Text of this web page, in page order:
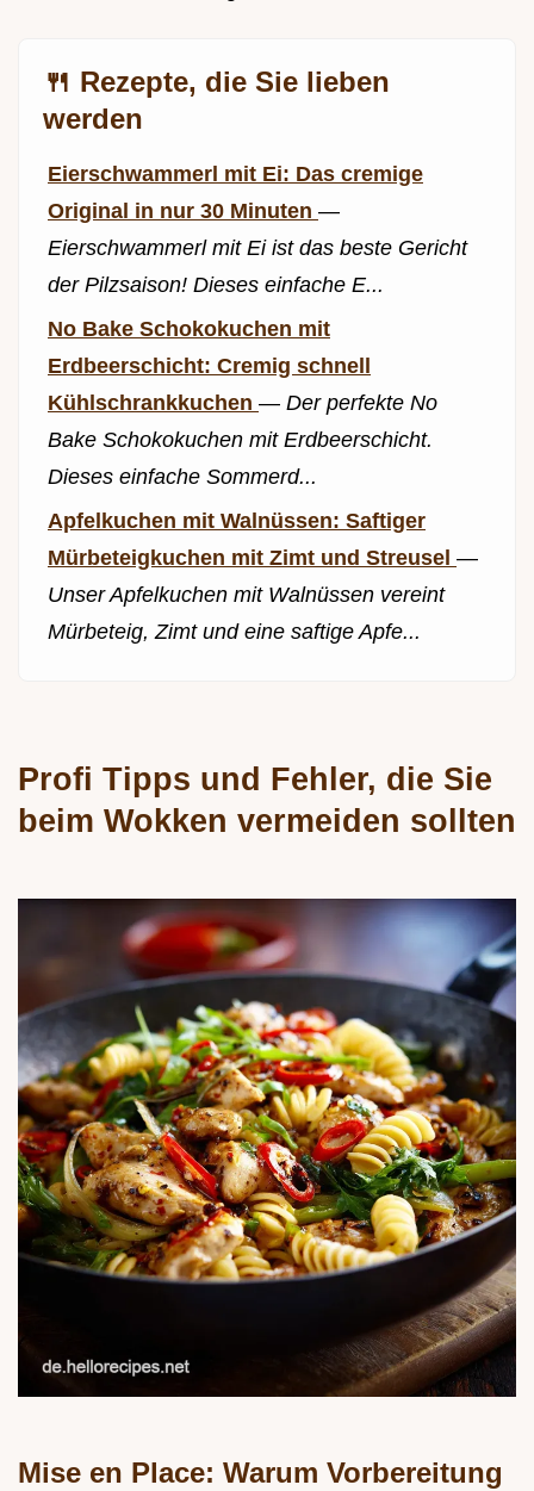
🍴 Rezepte, die Sie lieben
werden
Eierschwammerl mit Ei: Das cremige
Original in nur 30 Minuten —
Eierschwammerl mit Ei ist das beste Gericht
der Pilzsaison! Dieses einfache E...
No Bake Schokokuchen mit
Erdbeerschicht: Cremig schnell
Kühlschrankkuchen — Der perfekte No
Bake Schokokuchen mit Erdbeerschicht.
Dieses einfache Sommerd...
Apfelkuchen mit Walnüssen: Saftiger
Mürbeteigkuchen mit Zimt und Streusel —
Unser Apfelkuchen mit Walnüssen vereint
Mürbeteig, Zimt und eine saftige Apfe...
Profi Tipps und Fehler, die Sie
beim Wokken vermeiden sollten
Mise en Place: Warum Vorbereitung